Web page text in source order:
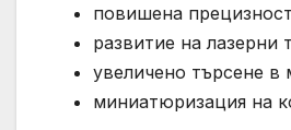
повишена прецизност
развитие на лазерни
увеличено търсене в
миниатюризация на